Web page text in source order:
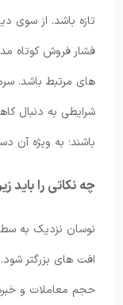
فشار فروش کوتاه
های مرتبط باشد.
شرایطی به دنبال
باشند؛ به ویژه آن
چه نکاتی را باید
نوسان نزدیک به
افت های بزرگتر شود.
حجم معاملات و